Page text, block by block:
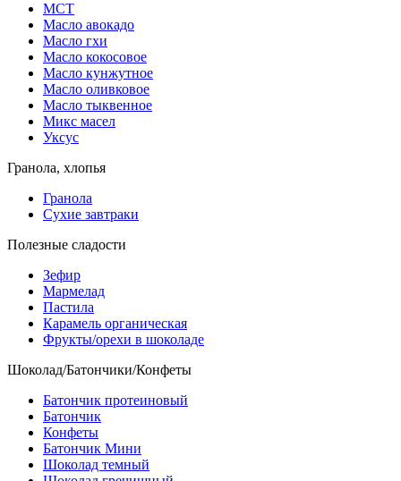
МСТ
Масло авокадо
Масло гхи
Масло кокосовое
Масло кунжутное
Масло оливковое
Масло тыквенное
Микс масел
Уксус
Гранола, хлопья
Гранола
Сухие завтраки
Полезные сладости
Зефир
Мармелад
Пастила
Карамель органическая
Фрукты/орехи в шоколаде
Шоколад/Батончики/Конфеты
Батончик протеиновый
Батончик
Конфеты
Батончик Мини
Шоколад темный